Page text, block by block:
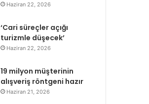
Haziran 22, 2026
‘Cari süreçler açığı
turizmle düşecek’
Haziran 22, 2026
19 milyon müşterinin
alışveriş röntgeni hazır
Haziran 21, 2026